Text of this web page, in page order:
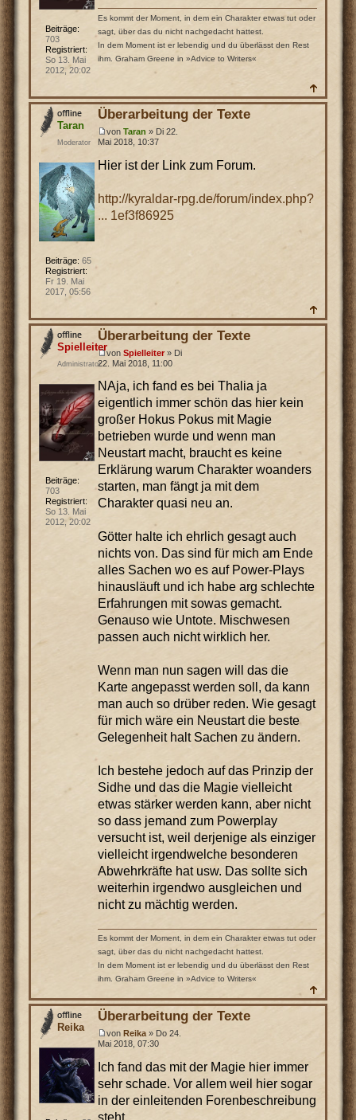
Es kommt der Moment, in dem ein Charakter etwas tut oder
sagt, über das du nicht nachgedacht hattest.
In dem Moment ist er lebendig und du überlässt den Rest
ihm. Graham Greene in »Advice to Writers«
Beiträge:
703
Registriert:
So 13. Mai
2012, 20:02
Überarbeitung der Texte
von Taran » Di 22.
Mai 2018, 10:37
Hier ist der Link zum Forum.
http://kyraldar-rpg.de/forum/index.php?
... 1ef3f86925
Taran
Moderator
Beiträge: 65
Registriert:
Fr 19. Mai
2017, 05:56
Überarbeitung der Texte
von Spielleiter» Di
22. Mai 2018, 11:00
NAja, ich fand es bei Thalia ja
eigentlich immer schön das hier kein
großer Hokus Pokus mit Magie
betrieben wurde und wenn man
Neustart macht, braucht es keine
Erklärung warum Charakter woanders
starten, man fängt ja mit dem
Charakter quasi neu an.
Götter halte ich ehrlich gesagt auch
nichts von. Das sind für mich am Ende
alles Sachen wo es auf Power-Plays
hinausläuft und ich habe arg schlechte
Erfahrungen mit sowas gemacht.
Genauso wie Untote. Mischwesen
passen auch nicht wirklich her.
Wenn man nun sagen will das die
Karte angepasst werden soll, da kann
man auch so drüber reden. Wie gesagt
für mich wäre ein Neustart die beste
Gelegenheit halt Sachen zu ändern.
Ich bestehe jedoch auf das Prinzip der
Sidhe und das die Magie vielleicht
etwas stärker werden kann, aber nicht
so dass jemand zum Powerplay
versucht ist, weil derjenige als einziger
vielleicht irgendwelche besonderen
Abwehrkräfte hat usw. Das sollte sich
weiterhin irgendwo ausgleichen und
nicht zu mächtig werden.
Es kommt der Moment, in dem ein Charakter etwas tut oder
sagt, über das du nicht nachgedacht hattest.
In dem Moment ist er lebendig und du überlässt den Rest
ihm. Graham Greene in »Advice to Writers«
Spielleiter
Administrator
Beiträge:
703
Registriert:
So 13. Mai
2012, 20:02
Überarbeitung der Texte
von Reika» Do 24.
Mai 2018, 07:30
Ich fand das mit der Magie hier immer
sehr schade. Vor allem weil hier sogar
in der einleitenden Forenbeschreibung
steht
Reika